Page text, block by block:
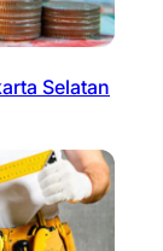
Selatan